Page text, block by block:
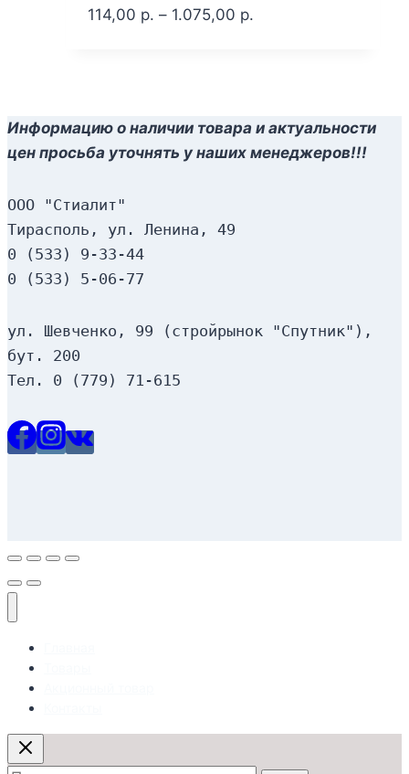
114,00 р. – 1.075,00 р.
Информацию о наличии товара и актуальности
цен просьба уточнять у наших менеджеров!!!
ООО "Стиалит"
Тирасполь, ул. Ленина, 49
0 (533) 9-33-44
0 (533) 5-06-77
ул. Шевченко, 99 (стройрынок "Спутник"),
бут. 200
Тел. 0 (779) 71-615